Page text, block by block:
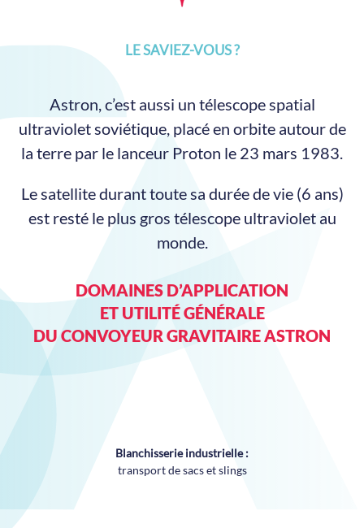
LE SAVIEZ-VOUS ?
Astron, c’est aussi un télescope spatial
ultraviolet soviétique, placé en orbite autour de
la terre par le lanceur Proton le 23 mars 1983.
Le satellite durant toute sa durée de vie (6 ans)
est resté le plus gros télescope ultraviolet au
monde.
DOMAINES D’APPLICATION
ET UTILITÉ GÉNÉRALE
DU CONVOYEUR GRAVITAIRE ASTRON
Blanchisserie industrielle :
transport de sacs et slings